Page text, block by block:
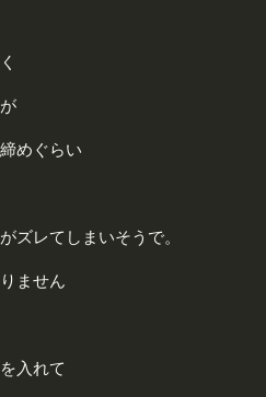
めぐらい
ズレてしまいそうで。
ません
入れて